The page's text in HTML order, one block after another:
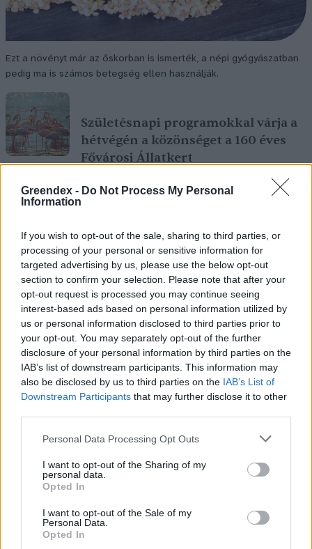
Greendex - Do Not Process My Personal
Information
If you wish to opt-out of the sale, sharing to third parties, or
processing of your personal or sensitive information for
targeted advertising by us, please use the below opt-out
section to confirm your selection. Please note that after your
opt-out request is processed you may continue seeing
interest-based ads based on personal information utilized by
us or personal information disclosed to third parties prior to
your opt-out. You may separately opt-out of the further
disclosure of your personal information by third parties on the
IAB’s list of downstream participants. This information may
also be disclosed by us to third parties on the IAB’s List of
Downstream Participants that may further disclose it to other
Personal Data Processing Opt Outs
I want to opt-out of the Sharing of my
personal data.
Opted In
I want to opt-out of the Sale of my
Personal Data.
Opted In
Ezt a növényt már az őskorban is ismerték, a népi gyógyászatban
pedig ma is számos betegség ellen használják.
Születésnapi programokkal várja a
hétvégén a közönséget a 160 éves
Fővárosi Állatkert
ÉLŐ BOLYGÓNK
a legjobb lelőhelyek!
SZEMLE
Négy éven belül valósággá válhatnak az
elektromos repülőjáratok Európában
KÖZLEKEDÉS